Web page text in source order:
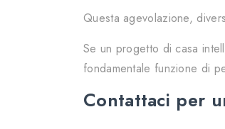
Questa agevolazione,
Se un progetto di casa
fondamentale funzione di
Contattaci per